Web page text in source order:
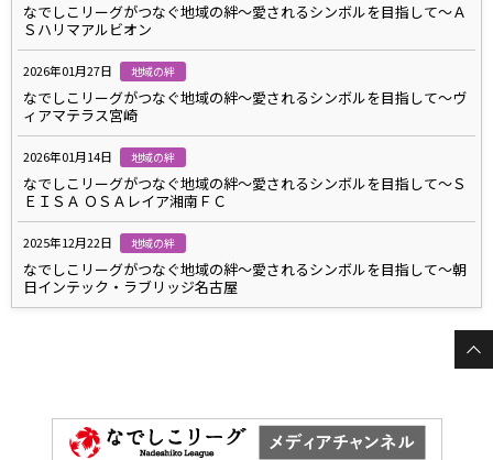
なでしこリーグがつなぐ地域の絆～愛されるシンボルを目指して～Ａ
Ｓハリマアルビオン
2026年01月27日 地域の絆
なでしこリーグがつなぐ地域の絆～愛されるシンボルを目指して～ヴ
ィアマテラス宮崎
2026年01月14日 地域の絆
なでしこリーグがつなぐ地域の絆～愛されるシンボルを目指して～Ｓ
ＥＩＳＡ ＯＳＡレイア湘南ＦＣ
2025年12月22日 地域の絆
なでしこリーグがつなぐ地域の絆～愛されるシンボルを目指して～朝
日インテック・ラブリッジ名古屋